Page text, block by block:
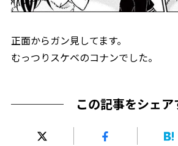
正面からガン見してます。
むっつりスケベのコナンでした。
この記事をシェア